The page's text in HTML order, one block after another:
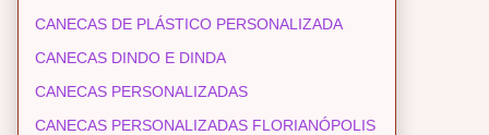
CANECAS DE PLÁSTICO PERSONALIZADA
CANECAS DINDO E DINDA
CANECAS PERSONALIZADAS
CANECAS PERSONALIZADAS FLORIANÓPOLIS